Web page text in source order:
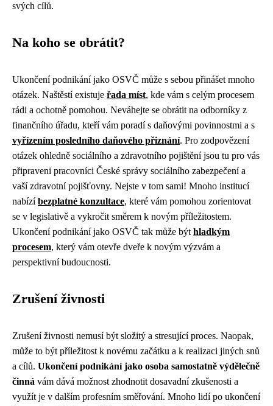
svých cílů.
Na koho se obrátit?
Ukončení podnikání jako OSVČ může s sebou přinášet mnoho
otázek. Naštěstí existuje řada míst, kde vám s celým procesem
rádi a ochotně pomohou. Neváhejte se obrátit na odborníky z
finančního úřadu, kteří vám poradí s daňovými povinnostmi a s
vyřízením posledního daňového přiznání. Pro zodpovězení
otázek ohledně sociálního a zdravotního pojištění jsou tu pro vás
připraveni pracovníci České správy sociálního zabezpečení a
vaší zdravotní pojišťovny. Nejste v tom sami! Mnoho institucí
nabízíbezplatné konzultace, které vám pomohou zorientovat
se v legislativě a vykročit směrem k novým příležitostem.
Ukončení podnikání jako OSVČ tak může být hladkým
procesem, který vám otevře dveře k novým výzvám a
perspektivní budoucnosti.
Zrušení živnosti
Zrušení živnosti nemusí být složitý a stresující proces. Naopak,
může to být příležitost k novému začátku a k realizaci jiných snů
a cílů. Ukončení podnikání jako osoba samostatně výdělečně
činná vám dává možnost zhodnotit dosavadní zkušenosti a
využít je v dalším profesním směřování. Mnoho lidí po ukončení